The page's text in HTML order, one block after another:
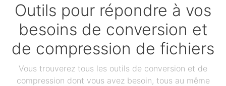
Outils pour répondre à vos
besoins de conversion et
de compression de fichiers
Vous trouverez tous les outils de conversion et de
compression dont vous avez besoin, tous au même